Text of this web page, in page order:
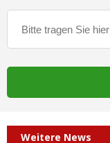
Weitere News